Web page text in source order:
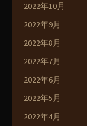
2022年10月
2022年9月
2022年8月
2022年7月
2022年6月
2022年5月
2022年4月